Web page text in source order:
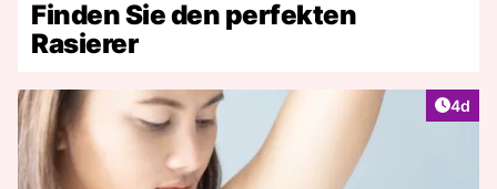
Finden Sie den perfekten
Rasierer
4d